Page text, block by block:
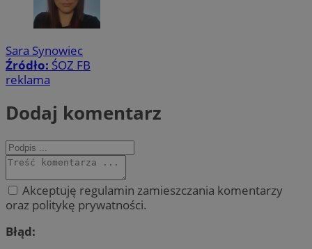
Sara Synowiec
Źródło: ŚOZ FB
reklama
Dodaj komentarz
Akceptuję regulamin zamieszczania komentarzy
oraz politykę prywatności.
Błąd: